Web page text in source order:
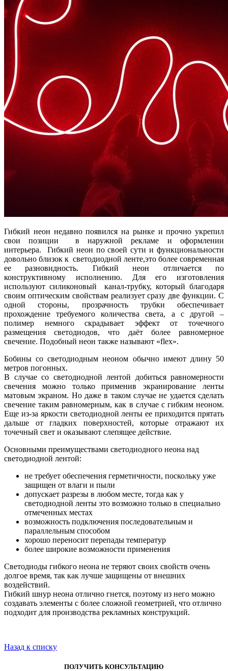
Гибкий неон недавно появился на рынке и прочно укрепил
свои позиции в наружной рекламе и оформлении
интерьера. Гибкий неон по своей сути и функциональности
довольно близок к светодиодной ленте,это более современная
ее разновидность. Гибкий неон отличается по
конструктивному исполнению. Для его изготовления
используют силиконовый канал-трубку, который благодаря
своим оптическим свойствам реализует сразу две функции. С
одной стороны, прозрачность трубки обеспечивает
прохождение требуемого количества света, а с другой –
полимер немного скрадывает эффект от точечного
размещения светодиодов, что даёт более равномерное
свечение. Подобный неон также называют «flex».
Бобины со светодиодным неоном обычно имеют длину 50
метров погонных.
В случае со светодиодной лентой добиться равномерности
свечения можно только применив экранирование ленты
матовым экраном. Но даже в таком случае не удается сделать
свечение таким равномерным, как в случае с гибким неоном.
Еще из-за яркости светодиодной ленты ее приходится прятать
дальше от гладких поверхностей, которые отражают их
точечный свет и оказывают слепящее действие.
Основными преимуществами светодиодного неона над
светодиодной лентой:
не требует обеспечения герметичности, поскольку уже
защищен от влаги и пыли
допускает разрезы в любом месте, тогда как у
светодиодной ленты это возможно только в специально
отмеченных местах
возможность подключения последовательным и
параллельным способом
хорошо переносит перепады температур
более широкие возможности применения
Светодиоды гибкого неона не теряют своих свойств очень
долгое время, так как лучше защищены от внешних
воздействий.
Гибкий шнур неона отлично гнется, поэтому из него можно
создавать элементы с более сложной геометрией, что отлично
подходит для производства рекламных конструкций.
Назад к списку
ПОЛУЧИТЬ КОНСУЛЬТАЦИЮ